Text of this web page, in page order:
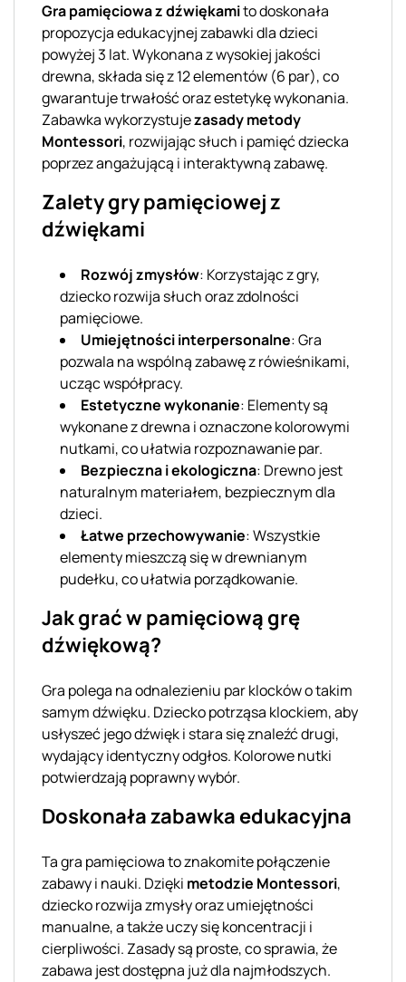
Gra pamięciowa z dźwiękamito doskonała
propozycja edukacyjnej zabawki dla dzieci
powyżej 3 lat. Wykonana z wysokiej jakości
drewna, składa się z 12 elementów (6 par), co
gwarantuje trwałość oraz estetykę wykonania.
Zabawka wykorzystujezasady metody
Montessori, rozwijając słuch i pamięć dziecka
poprzez angażującą i interaktywną zabawę.
Zalety gry pamięciowej z
dźwiękami
Rozwój zmysłów: Korzystając z gry,
dziecko rozwija słuch oraz zdolności
pamięciowe.
Umiejętności interpersonalne: Gra
pozwala na wspólną zabawę z rówieśnikami,
ucząc współpracy.
Estetyczne wykonanie: Elementy są
wykonane z drewna i oznaczone kolorowymi
nutkami, co ułatwia rozpoznawanie par.
Bezpieczna i ekologiczna: Drewno jest
naturalnym materiałem, bezpiecznym dla
dzieci.
Łatwe przechowywanie: Wszystkie
elementy mieszczą się w drewnianym
pudełku, co ułatwia porządkowanie.
Jak grać w pamięciową grę
dźwiękową?
Gra polega na odnalezieniu par klocków o takim
samym dźwięku. Dziecko potrząsa klockiem, aby
usłyszeć jego dźwięk i stara się znaleźć drugi,
wydający identyczny odgłos. Kolorowe nutki
potwierdzają poprawny wybór.
Doskonała zabawka edukacyjna
Ta gra pamięciowa to znakomite połączenie
zabawy i nauki. Dzięki metodzie Montessori,
dziecko rozwija zmysły oraz umiejętności
manualne, a także uczy się koncentracji i
cierpliwości. Zasady są proste, co sprawia, że
zabawa jest dostępna już dla najmłodszych.